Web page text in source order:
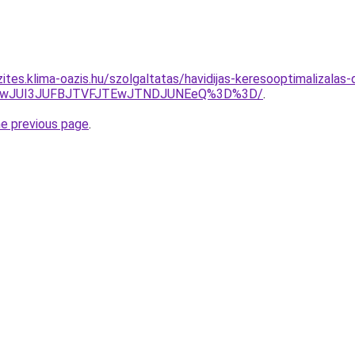
oazis.hu/szolgaltatas/havidijas-keresooptimalizalas-
.
previous page.